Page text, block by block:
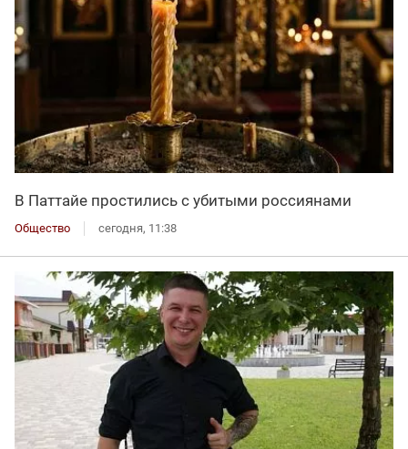
В Паттайе простились с убитыми россиянами
Общество сегодня, 11:38